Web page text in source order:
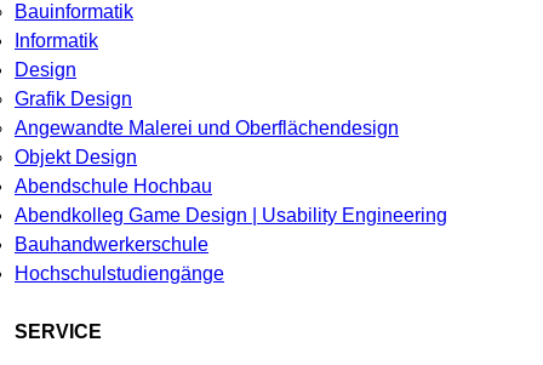
Bauinformatik
Informatik
Design
Grafik Design
Angewandte Malerei und Oberflächendesign
Objekt Design
Abendschule Hochbau
Abendkolleg Game Design | Usability Engineering
Bauhandwerkerschule
Hochschulstudiengänge
SERVICE